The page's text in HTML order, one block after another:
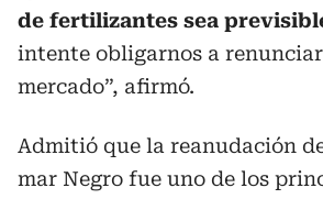
de fertilizantes sea
intente obligarnos a renunciar
mercado”, afirmó.
Admitió que la reanudación
mar Negro fue uno de los